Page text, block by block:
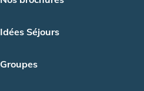
Idées Séjours
Groupes